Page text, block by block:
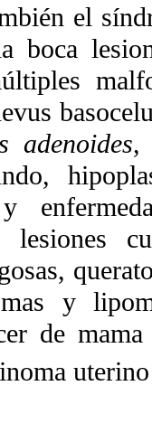
el
boca
adenoides,
lesiones
y
de